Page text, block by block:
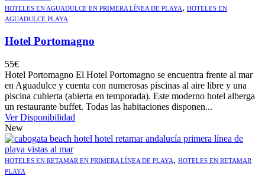
HOTELES EN AGUADULCE EN PRIMERA LÍNEA DE PLAYA, HOTELES EN
AGUADULCE PLAYA
Hotel Portomagno
55€
Hotel Portomagno El Hotel Portomagno se encuentra frente al mar
en Aguadulce y cuenta con numerosas piscinas al aire libre y una
piscina cubierta (abierta en temporada). Este moderno hotel alberga
un restaurante buffet. Todas las habitaciones disponen...
Ver Disponibilidad
New
HOTELES EN RETAMAR EN PRIMERA LÍNEA DE PLAYA, HOTELES EN RETAMAR
PLAYA